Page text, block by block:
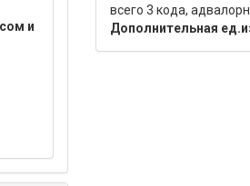
и
всего 3 кода,
Дополнительная